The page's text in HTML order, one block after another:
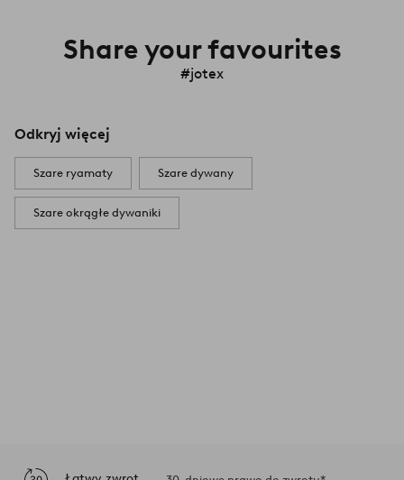
Share your favourites
#jotex
Odkryj więcej
Szare ryamaty Szare dywany
Szare okrągłe dywaniki